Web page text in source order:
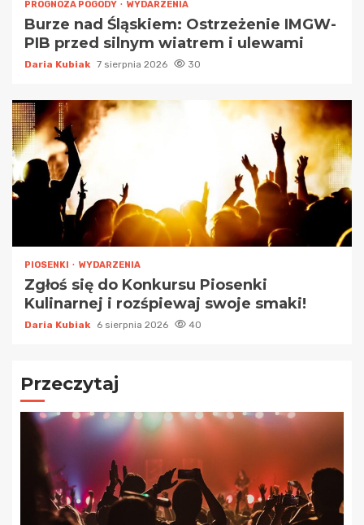
PROGNOZA POGODY WYDARZENIA
Burze nad Śląskiem: Ostrzeżenie IMGW-
PIB przed silnym wiatrem i ulewami
Daria Kubiak 7 sierpnia 2026 30
PIOSENKI WYDARZENIA
Zgłoś się do Konkursu Piosenki
Kulinarnej i rozśpiewaj swoje smaki!
Daria Kubiak 6 sierpnia 2026 40
Przeczytaj